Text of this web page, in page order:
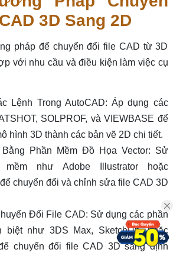
3D Sang 2D
pháp để chuyển đổi file CAD từ 3D
với nhu cầu và điều kiện làm việc cụ
Lệnh Trong AutoCAD: Áp dụng các
SOLPROF, và VIEWBASE để
hình 3D thành các bản vẽ 2D chi tiết.
Phần Mềm Đồ Họa Vector: Sử
mềm như Adobe Illustrator hoặc
chuyển đổi và chỉnh sửa file CAD 3D
Đổi File CAD: Sử dụng các phần
biệt như 3DS Max, SketchUp, hoặc
chuyển đổi file CAD 3D sang định